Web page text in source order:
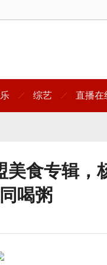
综艺 直播在
美食专辑，
喝粥